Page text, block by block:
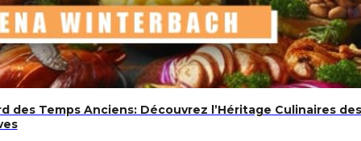
Temps Anciens: Découvrez l’Héritage Culinaires